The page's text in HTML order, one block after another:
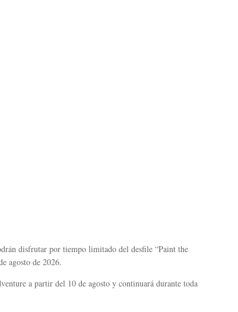
disfrutar por tiempo limitado del desfile “Paint the
agosto de 2026.
a partir del 10 de agosto y continuará durante toda